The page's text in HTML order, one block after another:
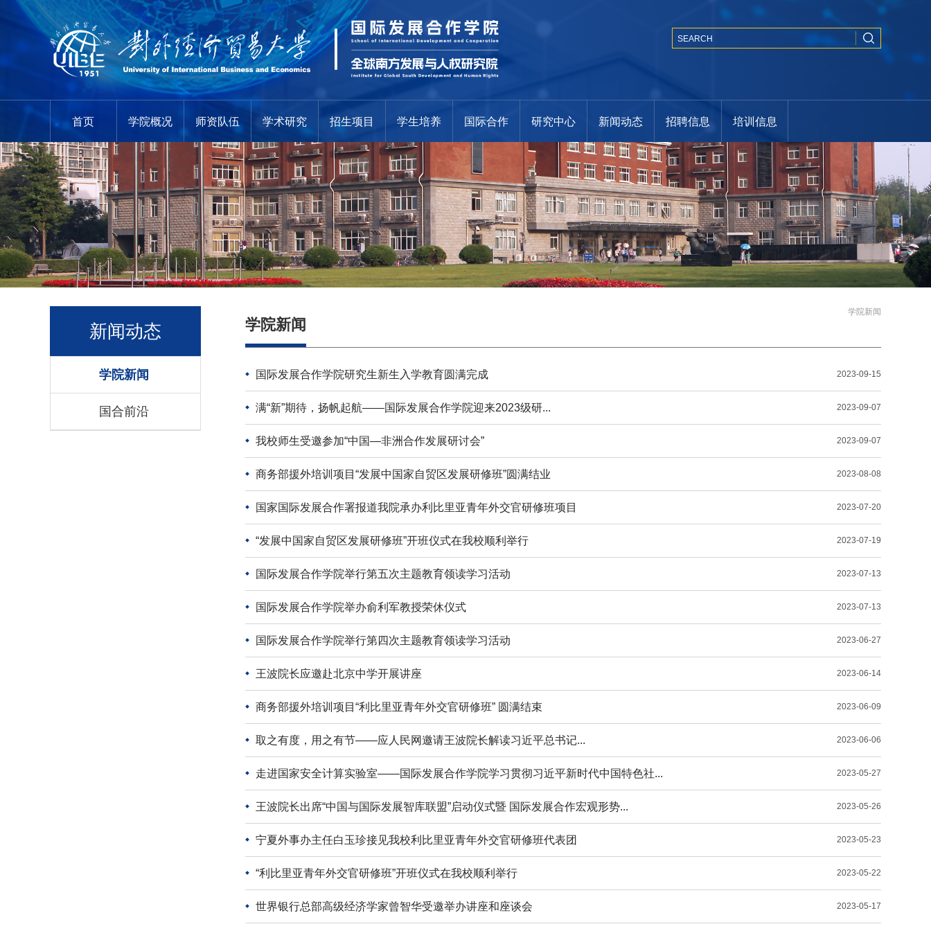
首页 学院概况 师资队伍 学术研究 招生项目 学生培养 国际合作 研究中心 新闻动态 招聘信息 培训信息
新闻动态
学院新闻
国合前沿
学院新闻
学院新闻
国际发展合作学院研究生新生入学教育圆满完成 2023-09-15
满“新”期待，扬帆起航——国际发展合作学院迎来2023级研... 2023-09-07
我校师生受邀参加“中国—非洲合作发展研讨会” 2023-09-07
商务部援外培训项目“发展中国家自贸区发展研修班”圆满结业 2023-08-08
国家国际发展合作署报道我院承办利比里亚青年外交官研修班项目 2023-07-20
“发展中国家自贸区发展研修班”开班仪式在我校顺利举行 2023-07-19
国际发展合作学院举行第五次主题教育领读学习活动 2023-07-13
国际发展合作学院举办俞利军教授荣休仪式 2023-07-13
国际发展合作学院举行第四次主题教育领读学习活动 2023-06-27
王波院长应邀赴北京中学开展讲座 2023-06-14
商务部援外培训项目“利比里亚青年外交官研修班” 圆满结束 2023-06-09
取之有度，用之有节——应人民网邀请王波院长解读习近平总书记... 2023-06-06
走进国家安全计算实验室——国际发展合作学院学习贯彻习近平新时代中国特色社... 2023-05-27
王波院长出席“中国与国际发展智库联盟”启动仪式暨 国际发展合作宏观形势... 2023-05-26
宁夏外事办主任白玉珍接见我校利比里亚青年外交官研修班代表团 2023-05-23
“利比里亚青年外交官研修班”开班仪式在我校顺利举行 2023-05-22
世界银行总部高级经济学家曾智华受邀举办讲座和座谈会 2023-05-17